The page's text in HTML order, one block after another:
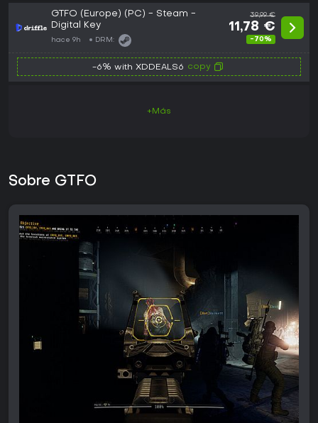
GTFO (Europe) (PC) - Steam -
Digital Key
hace 9h DRM:
39,99 €
11,78 €
-70%
-6% with XDDEALS6 copy
+Más
Sobre GTFO